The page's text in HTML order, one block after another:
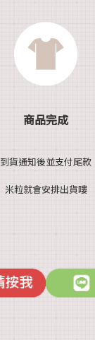
商品完成
到貨通知後並支付尾款
米粒就會安排出貨嘍